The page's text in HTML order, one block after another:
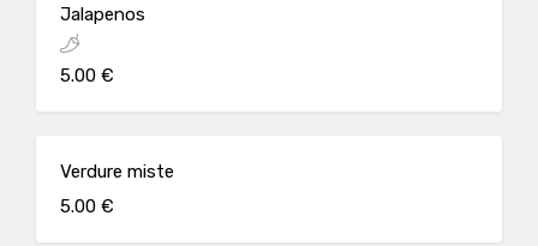
Jalapenos
5.00 €
Verdure miste
5.00 €